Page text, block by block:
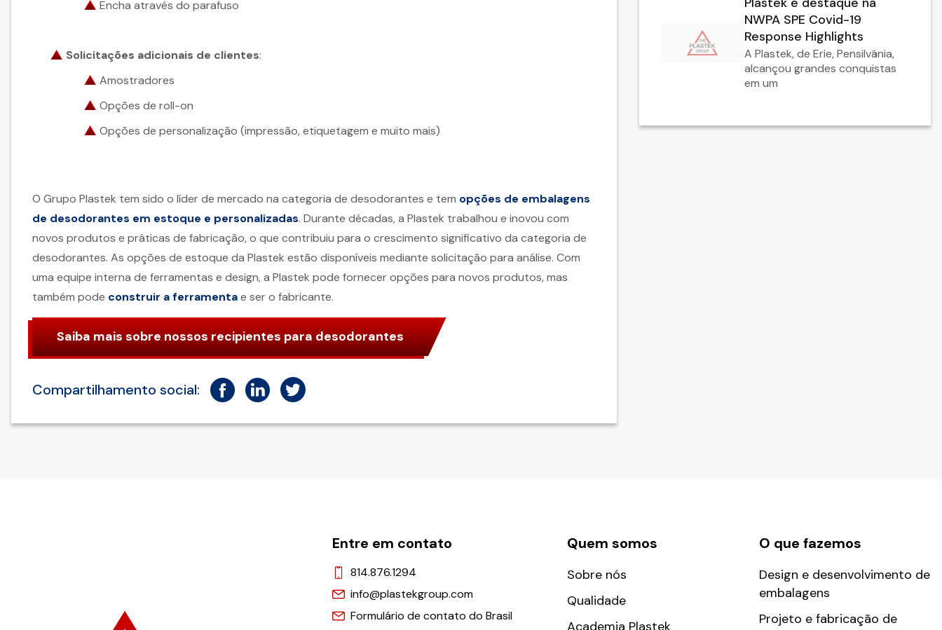
Encha através do parafuso
Solicitações adicionais de clientes:
Amostradores
Opções de roll-on
Opções de personalização (impressão, etiquetagem e muito mais)
O Grupo Plastek tem sido o líder de mercado na categoria de desodorantes e tem opções de embalagens
de desodorantes em estoque e personalizadas. Durante décadas, a Plastek trabalhou e inovou com
novos produtos e práticas de fabricação, o que contribuiu para o crescimento significativo da categoria de
desodorantes. As opções de estoque da Plastek estão disponíveis mediante solicitação para análise. Com
uma equipe interna de ferramentas e design, a Plastek pode fornecer opções para novos produtos, mas
também pode construir a ferramentae ser o fabricante.
Saiba mais sobre nossos recipientes para desodorantes
Compartilhamento social:
NWPA SPE Covid-19
Response Highlights
A Plastek, de Erie, Pensilvânia,
alcançou grandes conquistas
em um
Entre em contato
814.876.1294
info@plastekgroup.com
Formulário de contato do Brasil
Quem somos
Sobre nós
Qualidade
O que fazemos
Design e desenvolvimento de
embalagens
Projeto e fabricação de